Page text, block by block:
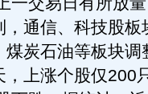
通信、科技股板
炭石油等板块调
上涨个股仅200